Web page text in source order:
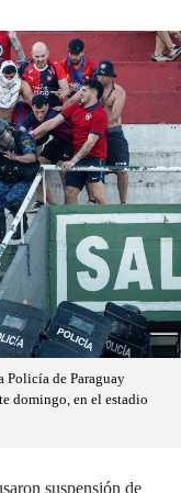
Policía de Paraguay
domingo, en el estadio
suspensión de